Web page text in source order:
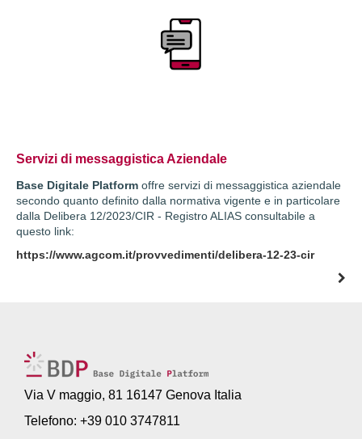
Servizi di messaggistica Aziendale
Base Digitale Platform offre servizi di messaggistica aziendale
secondo quanto definito dalla normativa vigente e in particolare
dalla Delibera 12/2023/CIR - Registro ALIAS consultabile a
questo link:
https://www.agcom.it/provvedimenti/delibera-12-23-cir
Via V maggio, 81 16147 Genova Italia
Telefono: +39 010 3747811